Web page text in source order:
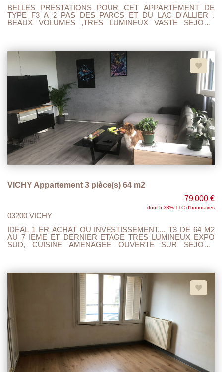
BELLES PRESTATIONS POUR CET APPARTEMENT DE
TYPE F3 A 2 PAS DES PARCS ET DU LAC D'ALLIER .
BEAUX VOLUMES ,TRES LUMINEUX VASTE SEJOUR
.~AUCUN TRAVAUX A PREVOIR...~IDEAL 1 ER ACHAT OU
RESIDENCE SECONDAIRE....... A VISITER ET FAIRE
OFFRE....
VICHY Appartement 3 pièce(s) 64 m2
79 000 €
dont 5.33% TTC d'honoraires
03200 VICHY
IDEAL 1 ER ACHAT OU INVESTISSEMENT.... T3 DE 64 M2
AU 7 IEME ET DERNIER ETAGE TRES LUMINEUX EXPO
SUD, CUISINE AMENAGEE OUVERTE SUR SEJOUR
LAC D'ALLIER. CHAUFFAGE GAZ DE VILLE , DOUBLE
CHARGES 146 MENSUEL. HABITABLE DE SUITE , A
VISITER.......